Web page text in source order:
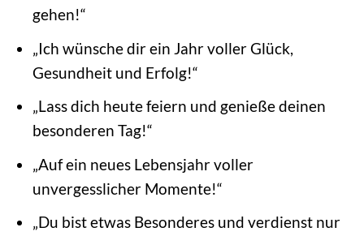
gehen!“
„Ich wünsche dir ein Jahr voller Glück,
Gesundheit und Erfolg!“
„Lass dich heute feiern und genieße deinen
besonderen Tag!“
„Auf ein neues Lebensjahr voller
unvergesslicher Momente!“
„Du bist etwas Besonderes und verdienst nur